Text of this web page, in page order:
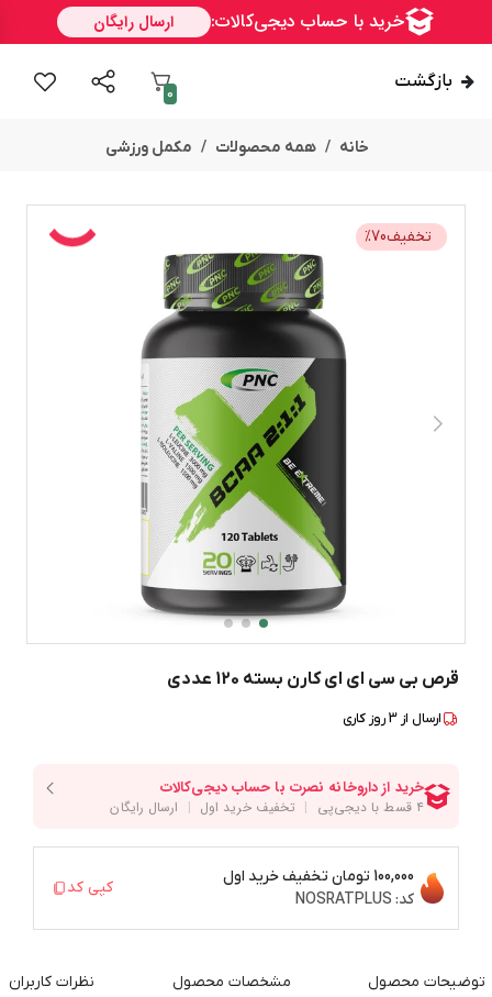
بازگشت
0
خانه همه محصولات مکمل ورزشی
تخفیف %70
قرص بی سی ای ای کارن بسته 120 عددی
ارسال از 3روز کاری
100,000 تومان
تخفیف خرید اول
کد: NOSRATPLUS
کپی کد
توضیحات محصول مشخصات محصول نظرات کاربران